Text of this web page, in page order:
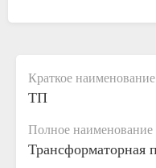
Краткое наименование
ТП
Полное наименование
Трансформаторная